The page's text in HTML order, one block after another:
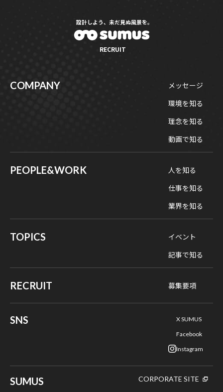
設計しよう、未だ見ぬ風景を。
RECRUIT
COMPANY
メッセージ
環境を知る
理念を知る
動画で知る
PEOPLE&WORK
人を知る
仕事を知る
業界を知る
RECRUIT 募集要項
TOPICS
イベント
記事で知る
SNS
X SUMUS
Facebook
Instagram
SUMUS CORPORATE SITE